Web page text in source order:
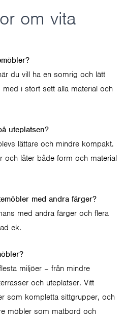
om vita
du vill ha en somrig och lätt
i stort sett alla material och
uteplatsen?
lättare och mindre kompakt.
och låter både form och material
med andra färger?
med andra färger och flera
ek.
miljöer – från mindre
och uteplatser. Vitt
som kompletta sittgrupper, och
möbler som matbord och